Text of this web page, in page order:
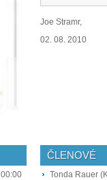
Joe Stramr,
02. 08. 2010
00:00
ČLENOVÉ
Tonda Rauer